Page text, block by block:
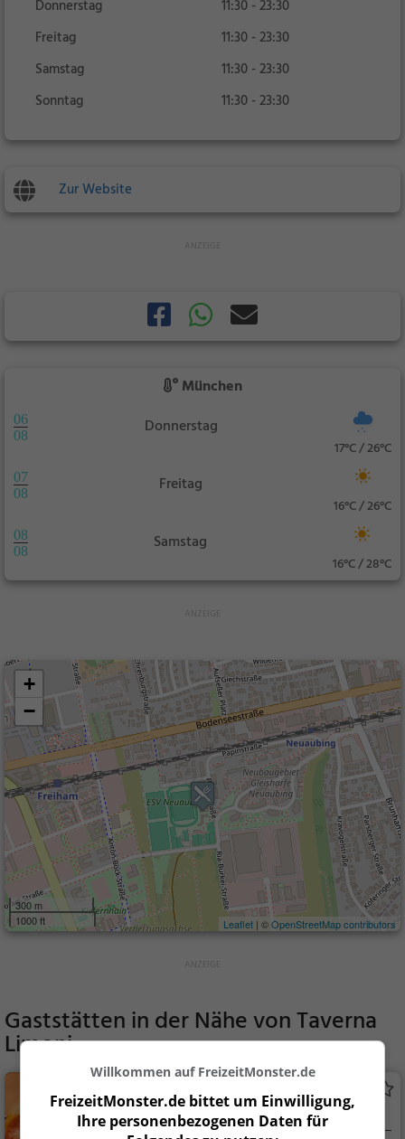
Donnerstag
11:30 - 23:30
Freitag
11:30 - 23:30
Samstag
11:30 - 23:30
Sonntag
11:30 - 23:30
Zur Website
München
06
08
Donnerstag
17°C / 26°C
07
08
Freitag
16°C / 26°C
08
08
Samstag
16°C / 28°C
+
−
300 m
1000 ft
Leaflet | ©OpenStreetMap contributors
Gaststätten in der Nähe vonTaverna
Limoni
Azzurro Cafe Bar
Pizzeria in München
Willkommen auf FreizeitMonster.de
FreizeitMonster.de bittet um Einwilligung,
Ihre personenbezogenen Daten für